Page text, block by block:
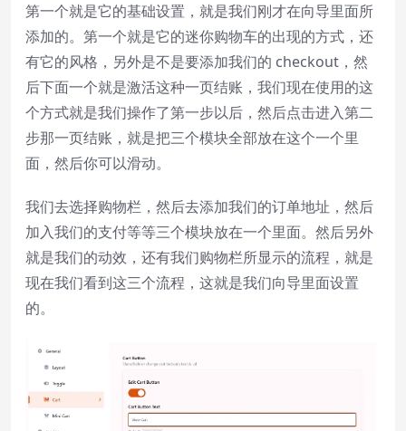
第一个就是它的基础设置，就是我们刚才在向导里面所
添加的。第一个就是它的迷你购物车的出现的方式，还
有它的风格，另外是不是要添加我们的 checkout，然
后下面一个就是激活这种一页结账，我们现在使用的这
个方式就是我们操作了第一步以后，然后点击进入第二
步那一页结账，就是把三个模块全部放在这个一个里
面，然后你可以滑动。
我们去选择购物栏，然后去添加我们的订单地址，然后
加入我们的支付等等三个模块放在一个里面。然后另外
就是我们的动效，还有我们购物栏所显示的流程，就是
现在我们看到这三个流程，这就是我们向导里面设置
的。